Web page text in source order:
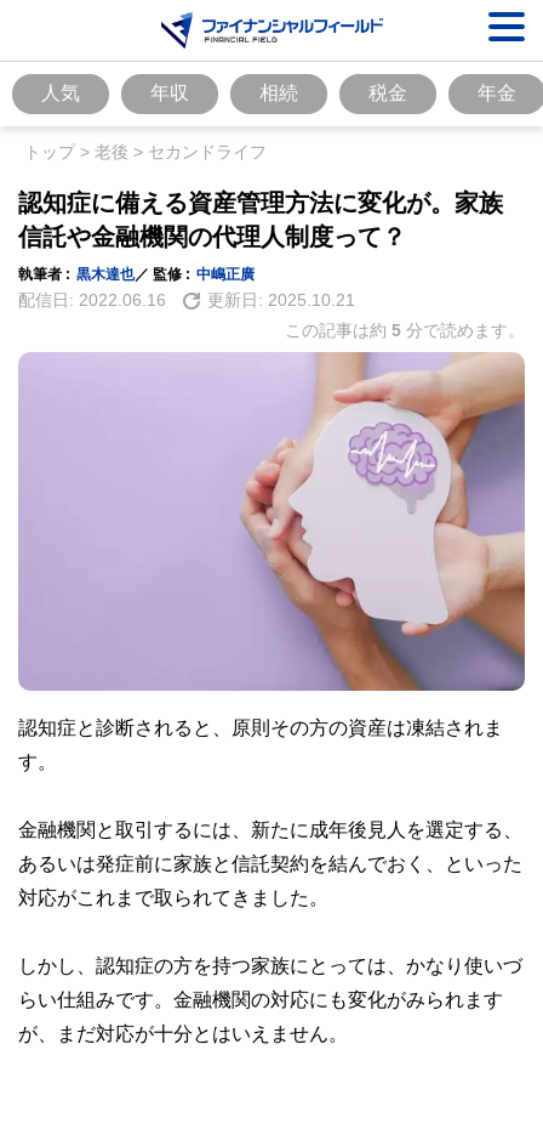
人気 年収 相続 税金 年金
トップ> 老後 > セカンドライフ
認知症に備える資産管理方法に変化が。家族
信託や金融機関の代理人制度って？
執筆者 : 黒木達也 ／ 監修 : 中嶋正廣
配信日: 2022.06.16 更新日: 2025.10.21
この記事は約 5 分で読めます。
認知症と診断されると、原則その方の資産は凍結されま
す。
金融機関と取引するには、新たに成年後見人を選定する、
あるいは発症前に家族と信託契約を結んでおく、といった
対応がこれまで取られてきました。
しかし、認知症の方を持つ家族にとっては、かなり使いづ
らい仕組みです。金融機関の対応にも変化がみられます
が、まだ対応が十分とはいえません。